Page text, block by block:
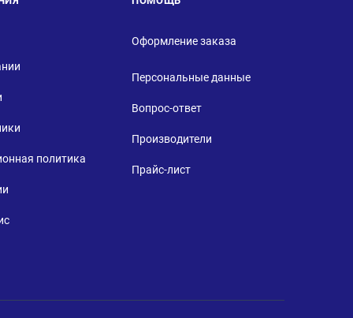
политика
Оформление заказа
Персональные данные
Вопрос-ответ
Производители
Прайс-лист